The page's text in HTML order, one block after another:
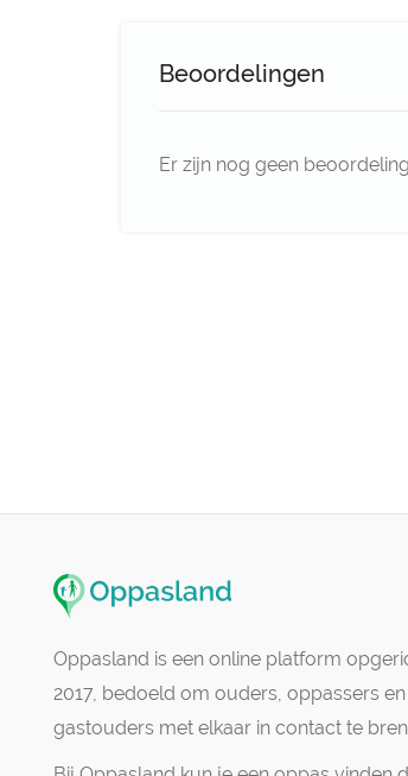
Beoordelingen
Er zijn nog geen
Oppasland is een online platform
2017, bedoeld om ouders, oppassers en
gastouders met elkaar in contact te